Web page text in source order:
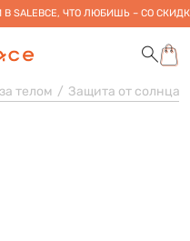
SALEВСЕ, ЧТО ЛЮБИШЬ – СО
телом Защита от солнца